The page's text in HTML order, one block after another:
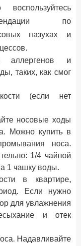
по
пазухах и
аллергенов и
таких, как смог
(если нет
носовые ходы
Можно купить в
носа.
1/4 чайной
1 чашку воды.
в квартире,
Если нужно
для увлажнения
и отек
Надавливайте